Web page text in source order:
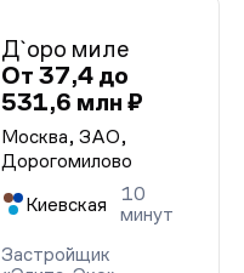
Д`оро миле
От 37,4 до
531,6 млн ₽
Москва, ЗАО,
Дорогомилово
Киевская
10
минут
Застройщик